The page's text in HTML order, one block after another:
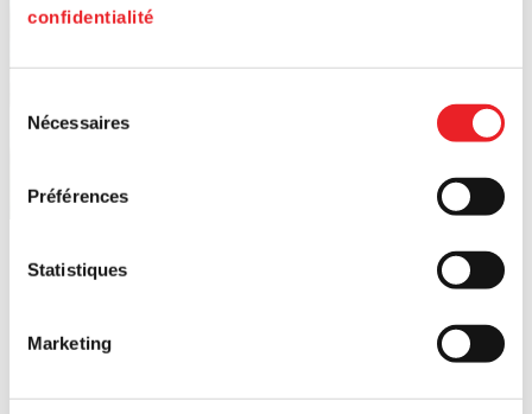
confidentialité
Nécessaires
Préférences
Statistiques
Marketing